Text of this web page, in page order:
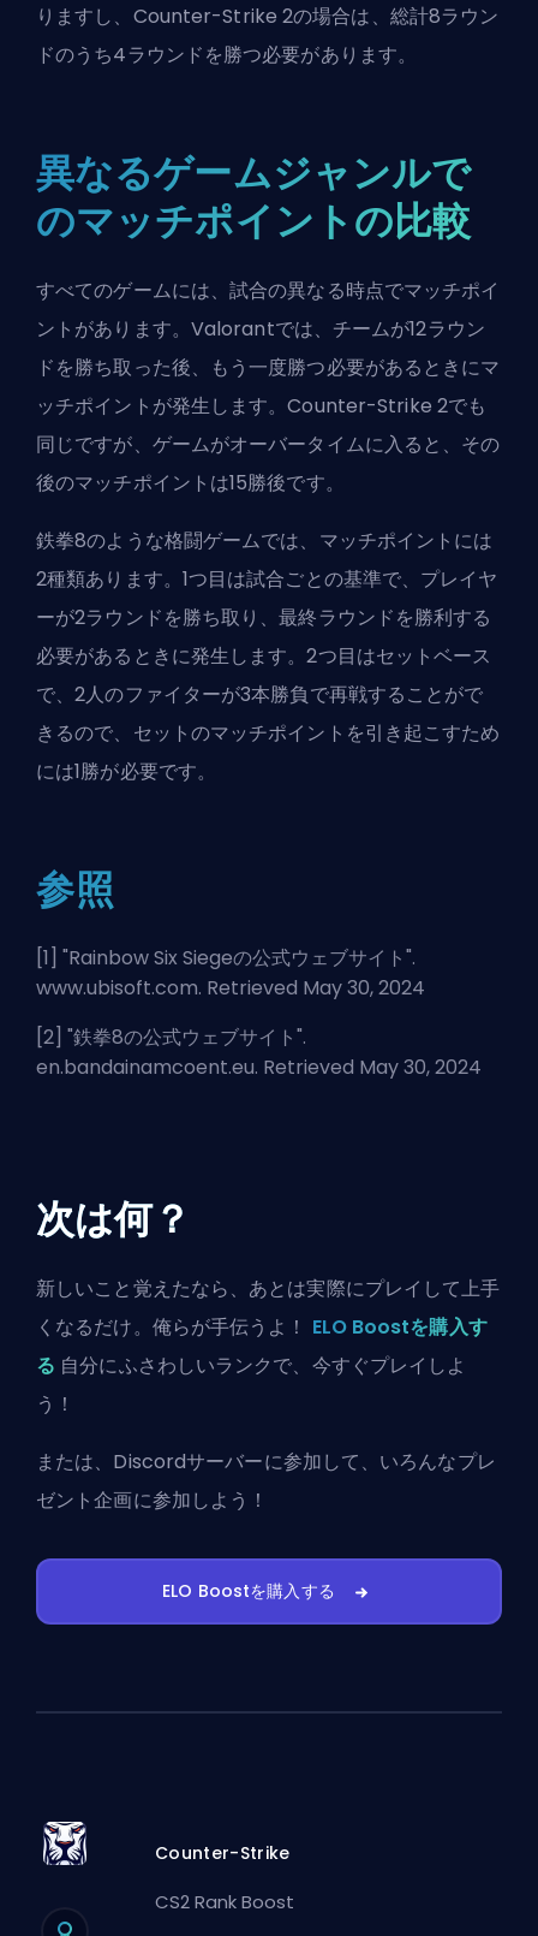
りますし、Counter-Strike 2の場合は、総計8ラウン
ドのうち4ラウンドを勝つ必要があります。
異なるゲームジャンルで
のマッチポイントの比較
すべてのゲームには、試合の異なる時点でマッチポイ
ントがあります。Valorantでは、チームが12ラウン
ドを勝ち取った後、もう一度勝つ必要があるときにマ
ッチポイントが発生します。Counter-Strike 2でも
同じですが、ゲームがオーバータイムに入ると、その
後のマッチポイントは15勝後です。
鉄拳8のような格闘ゲームでは、マッチポイントには
2種類あります。1つ目は試合ごとの基準で、プレイヤ
ーが2ラウンドを勝ち取り、最終ラウンドを勝利する
必要があるときに発生します。2つ目はセットベース
で、2人のファイターが3本勝負で再戦することがで
きるので、セットのマッチポイントを引き起こすため
には1勝が必要です。
参照
[1] "Rainbow Six Siegeの公式ウェブサイト".
www.ubisoft.com. Retrieved May 30, 2024
[2] "鉄拳8の公式ウェブサイト".
en.bandainamcoent.eu. Retrieved May 30, 2024
次は何？
新しいこと覚えたなら、あとは実際にプレイして上手
くなるだけ。俺らが手伝うよ！ ELO Boostを購入す
る 自分にふさわしいランクで、今すぐプレイしよ
う！
または、 Discordサーバーに参加して、いろんなプレ
ゼント企画に参加しよう！
ELO Boostを購入する
Counter-Strike
CS2 Rank Boost